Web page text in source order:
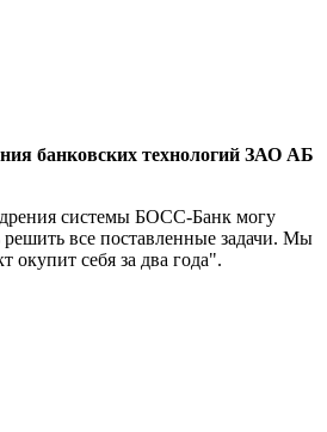
банковских технологий ЗАО АБ
системы БОСС-Банк могу
решить все поставленные задачи. Мы
окупит себя за два года".